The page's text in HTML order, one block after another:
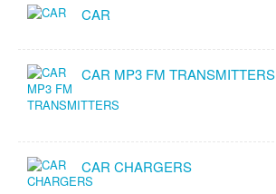
CAR
CAR MP3 FM TRANSMITTERS
CAR CHARGERS